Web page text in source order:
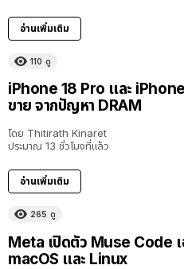
อ่านเพิ่มเติม
110 ดู
iPhone 18 Pro และ
ขาย จากปัญหา DRAM
โดย Thitirath Kinaret
ประมาณ 13 ชั่วโมงที่แล้ว
อ่านเพิ่มเติม
265 ดู
Meta เปิดตัว Muse Code เ
macOS และ Linux